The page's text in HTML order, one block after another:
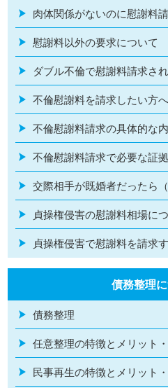
肉体関係がないのに慰謝料
慰謝料以外の要求について
ダブル不倫で慰謝料請求さ
不倫慰謝料を請求したい方へ
不倫慰謝料請求の具体的な
不倫慰謝料請求で必要な証拠
交際相手が既婚者だったら
貞操権侵害の慰謝料相場に
貞操権侵害で慰謝料を請求
債務整理
債務整理
任意整理の特徴とメリット
民事再生の特徴とメリット